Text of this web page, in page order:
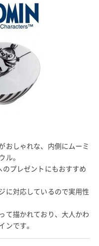
おしゃれな、内側にムーミ
ル。
プレゼントにもおすすめ
に対応しているので実用性
て描かれており、大人かわ
です。